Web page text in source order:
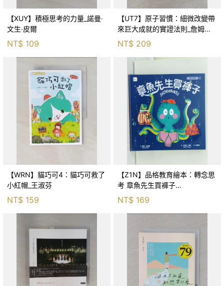
【XUY】積極思考的力量_諾曼‧
文生‧皮爾
NT$ 109
【UT7】原子習慣：細微改變帶
來巨大成就的實證法則_詹姆斯‧
克利爾, 蔡世偉
NT$ 209
【WRN】貓巧可4：貓巧可救了
小紅帽_王淑芬
NT$ 159
【Z1N】品格教育繪本：轉念思
考 章魚先生買褲子
(Octopants)_蘇西‧西尼爾, 黃筱
NT$ 169